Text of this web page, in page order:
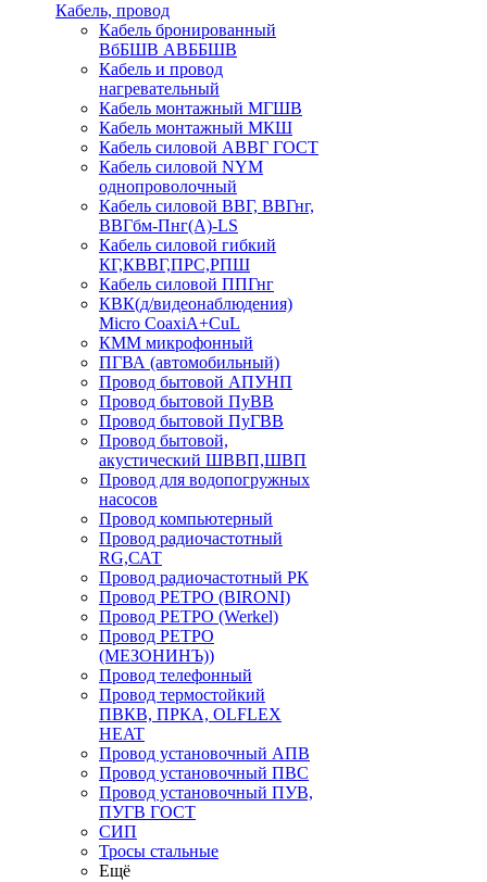
Кабель, провод
Кабель бронированный
ВбБШВ АВББШВ
Кабель и провод
нагревательный
Кабель монтажный МГШВ
Кабель монтажный МКШ
Кабель силовой АВВГ ГОСТ
Кабель силовой NYM
однопроволочный
Кабель силовой ВВГ, ВВГнг,
ВВГбм-Пнг(А)-LS
Кабель силовой гибкий
КГ,КВВГ,ПРС,РПШ
Кабель силовой ППГнг
КВК(д/видеонаблюдения)
Micro CoaxiA+CuL
КММ микрофонный
ПГВА (автомобильный)
Провод бытовой АПУНП
Провод бытовой ПуВВ
Провод бытовой ПуГВВ
Провод бытовой,
акустический ШВВП,ШВП
Провод для водопогружных
насосов
Провод компьютерный
Провод радиочастотный
RG,САТ
Провод радиочастотный РК
Провод РЕТРО (BIRONI)
Провод РЕТРО (Werkel)
Провод РЕТРО
(МЕЗОНИНЪ))
Провод телефонный
Провод термостойкий
ПВКВ, ПРКА, OLFLEX
HEAT
Провод установочный АПВ
Провод установочный ПВС
Провод установочный ПУВ,
ПУГВ ГОСТ
СИП
Тросы стальные
Ещё